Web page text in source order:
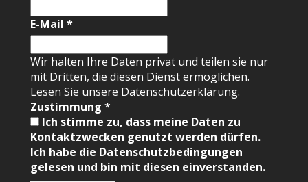
E-Mail*
Wir halten Ihre Daten privat und teilen sie nur
mit Dritten, die diesen Dienst ermöglichen.
Lesen Sie unsere Datenschutzerklärung.
Zustimmung*
Ich stimme zu, dass meine Daten zu
Kontaktzwecken genutzt werden dürfen.
Ich habe die Datenschutzbedingungen
gelesen und bin mit diesen einverstanden.